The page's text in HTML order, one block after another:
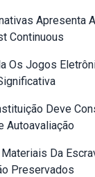
Apresenta
Continuous
Os Jogos
Deve
Autoavaliação
Da
Preservados